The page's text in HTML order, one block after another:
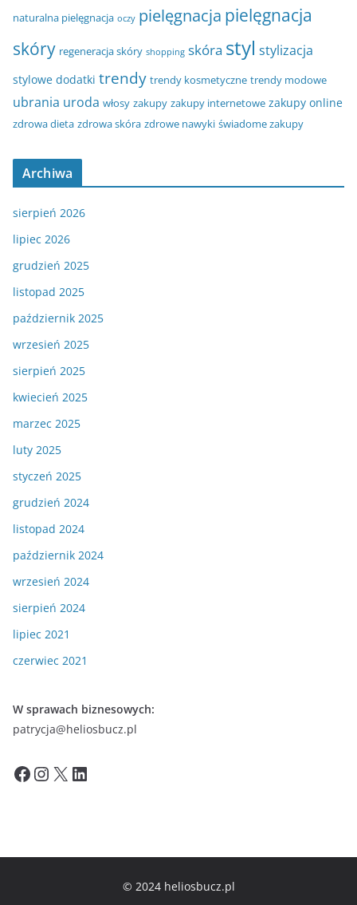
naturalna pielęgnacja oczy pielęgnacja pielęgnacja
skóry regeneracja skóry shopping skóra styl stylizacja
stylowe dodatki trendy trendy kosmetyczne trendy modowe
ubrania uroda włosy zakupy zakupy internetowe zakupy online
zdrowa dieta zdrowa skóra zdrowe nawyki świadome zakupy
Archiwa
sierpień 2026
lipiec 2026
grudzień 2025
listopad 2025
październik 2025
wrzesień 2025
sierpień 2025
kwiecień 2025
marzec 2025
luty 2025
styczeń 2025
grudzień 2024
listopad 2024
październik 2024
wrzesień 2024
sierpień 2024
lipiec 2021
czerwiec 2021
W sprawach biznesowych:
patrycja@heliosbucz.pl
Facebook InstagramX LinkedIn
© 2024 heliosbucz.pl